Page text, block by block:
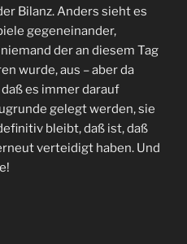
Bilanz. Anders sieht es
gegeneinander,
der an diesem Tag
wurde, aus – aber da
es immer darauf
gelegt werden, sie
bleibt, daß ist, daß
verteidigt haben. Und